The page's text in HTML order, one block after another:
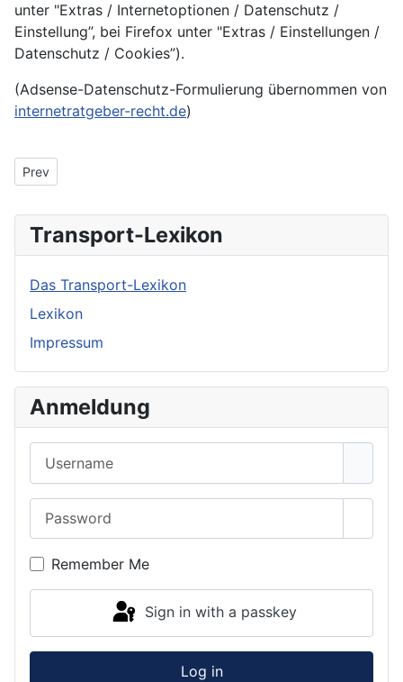
unter "Extras / Internetoptionen / Datenschutz /
Einstellung”, bei Firefox unter "Extras / Einstellungen /
Datenschutz / Cookies”).
(Adsense-Datenschutz-Formulierung übernommen von
internetratgeber-recht.de)
Previous article: Strukturelle Grenzen im Schiffbau
Prev
Transport-Lexikon
Das Transport-Lexikon
Lexikon
Impressum
Anmeldung
Remember Me
Sign in with a passkey
Log in